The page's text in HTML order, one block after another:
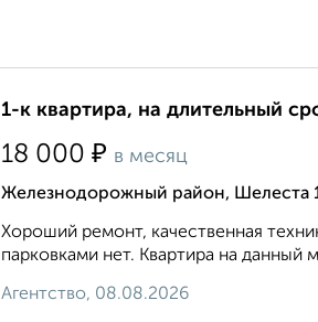
1-к квартира, на длительный
18 000 ₽ в месяц
Железнодорожный район, Шелеста
Хороший ремонт, качественная
парковками нет. Квартира на
Агентство, 08.08.2026